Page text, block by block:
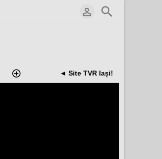
◄ Site TVR Iași!